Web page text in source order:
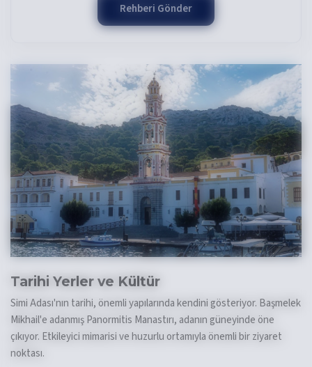
Rehberi Gönder
Tarihi Yerler ve Kültür
Simi Adası'nın tarihi, önemli yapılarında kendini gösteriyor. Başmelek
Mikhail'e adanmış Panormitis Manastırı, adanın güneyinde öne
çıkıyor. Etkileyici mimarisi ve huzurlu ortamıyla önemli bir ziyaret
noktası.